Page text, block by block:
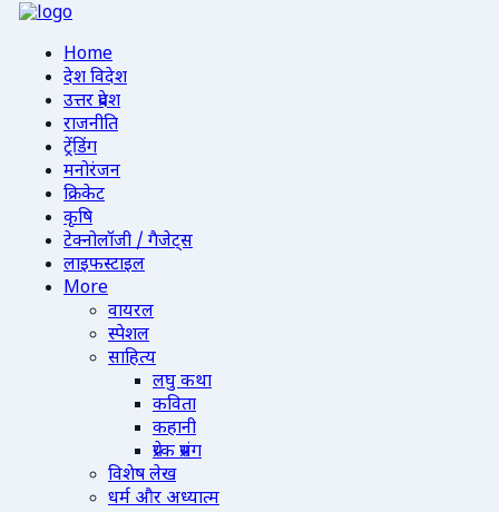
Home
देश विदेश
उत्तर प्रदेश
राजनीति
ट्रेंडिंग
मनोरंजन
क्रिकेट
कृषि
टेक्नोलॉजी / गैजेट्स
लाइफस्टाइल
More
वायरल
स्पेशल
साहित्य
लघु कथा
कविता
कहानी
प्रेरक प्रसंग
विशेष लेख
धर्म और अध्यात्म